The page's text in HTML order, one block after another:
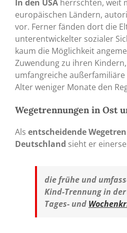
In den USA herrschten, weit
europäischen Ländern,
vor. Ferner fänden dort die
unterentwickelter sozialer
kaum die Möglichkeit
Zuwendung zu ihren
umfangreiche
Alter weniger Monate den
Wegetrennungen in Ost
Als entscheidende
Deutschland sieht er
die frühe und
Kind-Trennung in der
Tages- und